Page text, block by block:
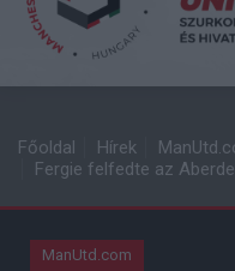
Főoldal Hírek
Fergie felfedte az
ManUtd.com